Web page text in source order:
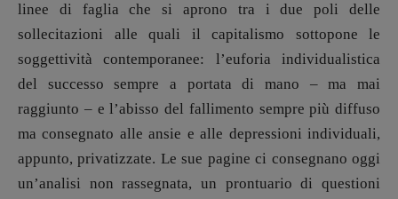
linee di faglia che si aprono tra i due poli delle
sollecitazioni alle quali il capitalismo sottopone le
soggettività contemporanee: l’euforia individualistica
del successo sempre a portata di mano – ma mai
raggiunto – e l’abisso del fallimento sempre più diffuso
ma consegnato alle ansie e alle depressioni individuali,
appunto, privatizzate. Le sue pagine ci consegnano oggi
un’analisi non rassegnata, un prontuario di questioni